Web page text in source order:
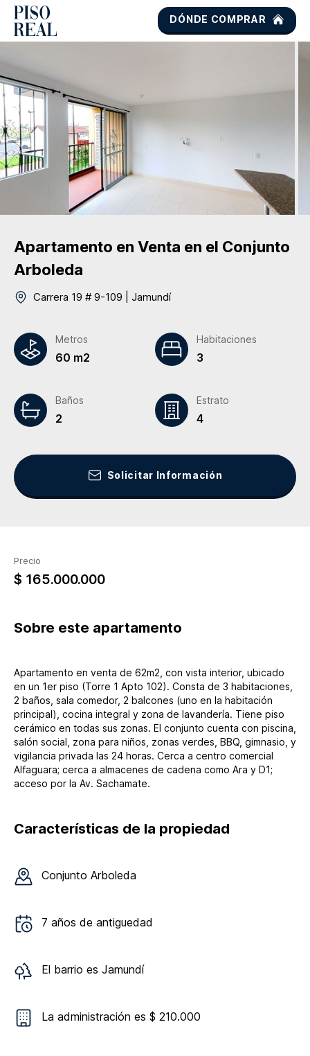
DÓNDE COMPRAR
Apartamento en Venta en el Conjunto
Arboleda
Carrera 19 # 9-109 Jamundí
Metros
60 m2
Habitaciones
3
Baños
2
Estrato
4
Solicitar Información
Precio
$ 165.000.000
Sobre este apartamento
Apartamento en venta de 62m2, con vista interior, ubicado
en un 1er piso (Torre 1 Apto 102). Consta de 3 habitaciones,
2 baños, sala comedor, 2 balcones (uno en la habitación
principal), cocina integral y zona de lavandería. Tiene piso
cerámico en todas sus zonas. El conjunto cuenta con piscina,
salón social, zona para niños, zonas verdes, BBQ, gimnasio, y
vigilancia privada las 24 horas. Cerca a centro comercial
Alfaguara; cerca a almacenes de cadena como Ara y D1;
acceso por la Av. Sachamate.
Características de la propiedad
Conjunto Arboleda
7 años de antiguedad
El barrio es Jamundí
La administración es $ 210.000